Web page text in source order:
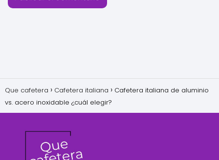
Que cafetera Cafetera italiana
Cafetera italiana de aluminio
vs. acero inoxidable ¿cuál elegir?